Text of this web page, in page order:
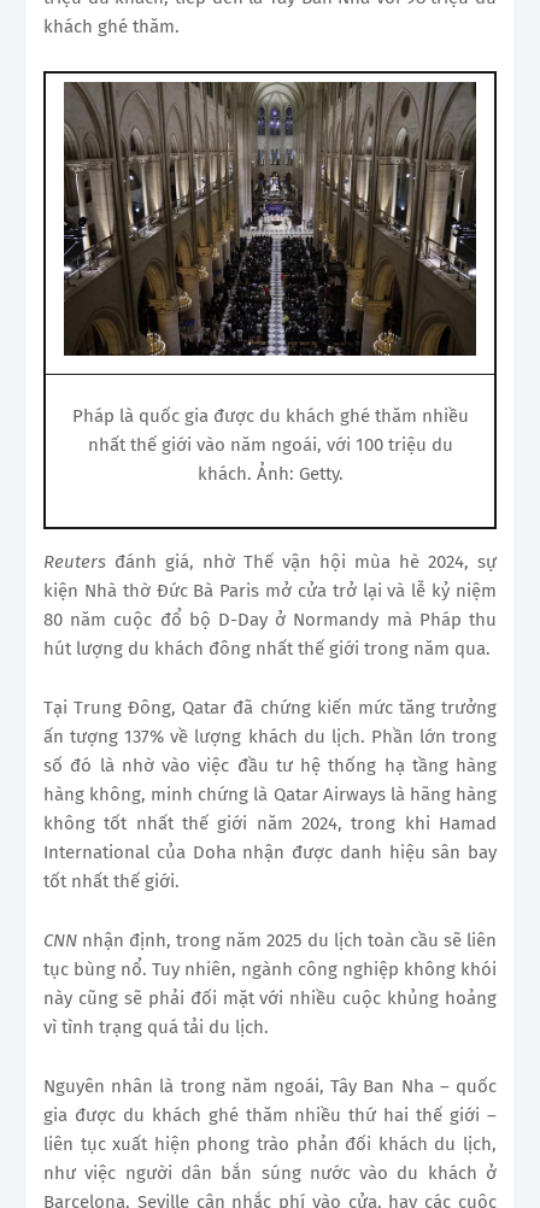
khách ghé thăm.
Pháp là quốc gia được du khách ghé thăm nhiều
nhất thế giới vào năm ngoái, với 100 triệu du
khách. Ảnh: Getty.
Reuters đánh giá, nhờ Thế vận hội mùa hè 2024, sự
kiện Nhà thờ Đức Bà Paris mở cửa trở lại và lễ kỷ niệm
80 năm cuộc đổ bộ D-Day ở Normandy mà Pháp thu
hút lượng du khách đông nhất thế giới trong năm qua.
Tại Trung Đông, Qatar đã chứng kiến mức tăng trưởng
ấn tượng 137% về lượng khách du lịch. Phần lớn trong
số đó là nhờ vào việc đầu tư hệ thống hạ tầng hàng
hàng không, minh chứng là Qatar Airways là hãng hàng
không tốt nhất thế giới năm 2024, trong khi Hamad
International của Doha nhận được danh hiệu sân bay
tốt nhất thế giới.
CNN nhận định, trong năm 2025 du lịch toàn cầu sẽ liên
tục bùng nổ. Tuy nhiên, ngành công nghiệp không khói
này cũng sẽ phải đối mặt với nhiều cuộc khủng hoảng
vì tình trạng quá tải du lịch.
Nguyên nhân là trong năm ngoái, Tây Ban Nha – quốc
gia được du khách ghé thăm nhiều thứ hai thế giới –
liên tục xuất hiện phong trào phản đối khách du lịch,
như việc người dân bắn súng nước vào du khách ở
Barcelona, Seville cân nhắc phí vào cửa, hay các cuộc